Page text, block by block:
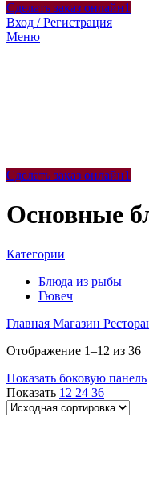
Сделать заказ онлайн1
Вход / Регистрация
Меню
Сделать заказ онлайн1
Основные
Категории
Блюда из рыбы
Гювеч
Главная Магазин
Отображение 1–12 из 36
Показать боковую панель
Показать 12 24 36